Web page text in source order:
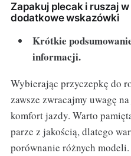
Zapakuj plecak i ruszaj
dodatkowe wskazówki
Krótkie
informacji.
Wybierając przyczepkę do
zawsze zwracajmy uwagę
komfort jazdy. Warto
parze z jakością, dlatego
porównanie różnych modeli.